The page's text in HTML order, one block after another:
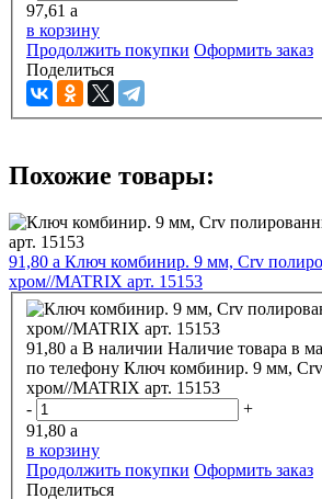
97,61 a
в корзину
Продолжить покупки Оформить заказ
Поделиться
Похожие товары:
91,80 a Ключ комбинир. 9 мм, Crv
хром//MATRIX арт. 15153
91,80 a В наличии Наличие товара в
по телефону Ключ комбинир. 9 мм,
хром//MATRIX арт. 15153
-
+
91,80 a
в корзину
Продолжить покупки Оформить заказ
Поделиться